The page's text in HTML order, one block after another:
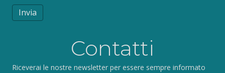
Contatti
Riceverai le nostre newsletter per essere sempre informato
Invia